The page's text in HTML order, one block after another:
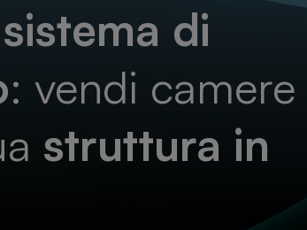
di
: vendi camere
struttura in